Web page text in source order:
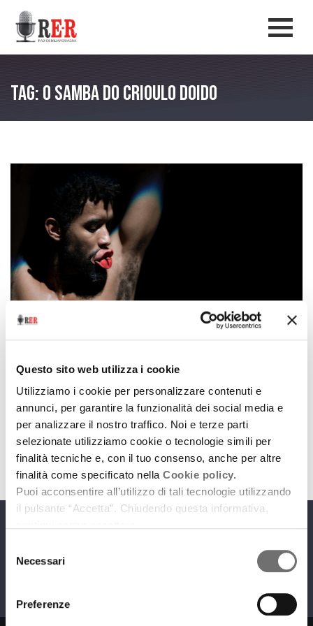
Questo sito web utilizza i cookie
Utilizziamo i cookie per personalizzare contenuti e
annunci, per garantire la funzionalità dei social media e
per analizzare il nostro traffico. Noi e terze parti
selezionate utilizziamo cookie o tecnologie simili per
finalità tecniche e, con il tuo consenso, anche per altre
finalità come specificato nella Cookie policy.
Puoi acconsentire all’utilizzo di tali tecnologie utilizzando
il pulsante “Accetta”. Chiudendo questa informativa,
delNecessari
Preferenze
Salta al contenuto principale
Tag: O Samba do Crioulo Doido
Dance Land. Luglio/Agosto
6 luglio 2022
Ascolta downloadPodcast